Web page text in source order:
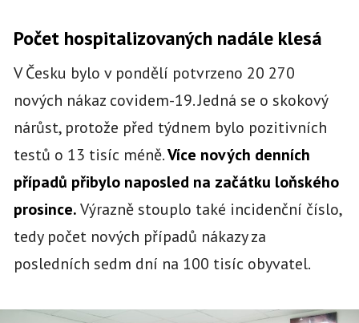
Počet hospitalizovaných nadále klesá
V Česku bylo v pondělí potvrzeno 20 270
nových nákaz covidem-19. Jedná se o skokový
nárůst, protože před týdnem bylo pozitivních
testů o 13 tisíc méně.Více nových denních
případů přibylo naposled na začátku loňského
prosince.Výrazně stouplo také incidenční číslo,
tedy počet nových případů nákazy za
posledních sedm dní na 100 tisíc obyvatel.